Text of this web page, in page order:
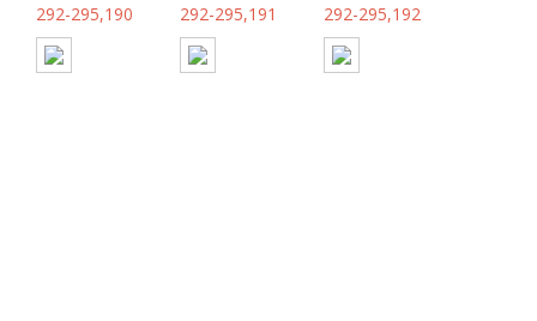
292-295,190
292-295,191
292-295,192